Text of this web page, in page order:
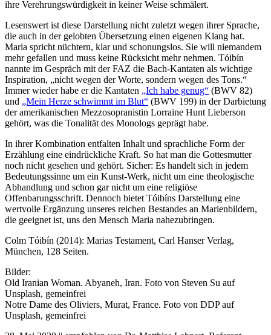
ihre Verehrungswürdigkeit in keiner Weise schmälert.
Lesenswert ist diese Darstellung nicht zuletzt wegen ihrer Sprache,
die auch in der gelobten Übersetzung einen eigenen Klang hat.
Maria spricht nüchtern, klar und schonungslos. Sie will niemandem
mehr gefallen und muss keine Rücksicht mehr nehmen. Tóibín
nannte im Gespräch mit der FAZ die Bach-Kantaten als wichtige
Inspiration, „nicht wegen der Worte, sondern wegen des Tons.“
Immer wieder habe er die Kantaten „Ich habe genug“ (BWV 82)
und „Mein Herze schwimmt im Blut“ (BWV 199) in der Darbietung
der amerikanischen Mezzosopranistin Lorraine Hunt Lieberson
gehört, was die Tonalität des Monologs geprägt habe.
In ihrer Kombination entfalten Inhalt und sprachliche Form der
Erzählung eine eindrückliche Kraft. So hat man die Gottesmutter
noch nicht gesehen und gehört. Sicher: Es handelt sich in jedem
Bedeutungssinne um ein Kunst-Werk, nicht um eine theologische
Abhandlung und schon gar nicht um eine religiöse
Offenbarungsschrift. Dennoch bietet Tóibíns Darstellung eine
wertvolle Ergänzung unseres reichen Bestandes an Marienbildern,
die geeignet ist, uns den Mensch Maria nahezubringen.
Colm Tóibín (2014): Marias Testament, Carl Hanser Verlag,
München, 128 Seiten.
Bilder:
Old Iranian Woman. Abyaneh, Iran. Foto von Steven Su auf
Unsplash, gemeinfrei
Notre Dame des Oliviers, Murat, France. Foto von DDP auf
Unsplash, gemeinfrei